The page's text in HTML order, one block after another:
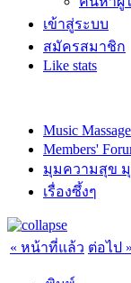
เข้าสู่ระบบ
สมัครสมาชิก
Like stats
Music
Members'
มุมความสุข
เรื่องซึ้งๆ
« หน้าที่แล้ว ต่อไป »